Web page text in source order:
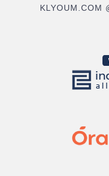
KLYOUM.COM